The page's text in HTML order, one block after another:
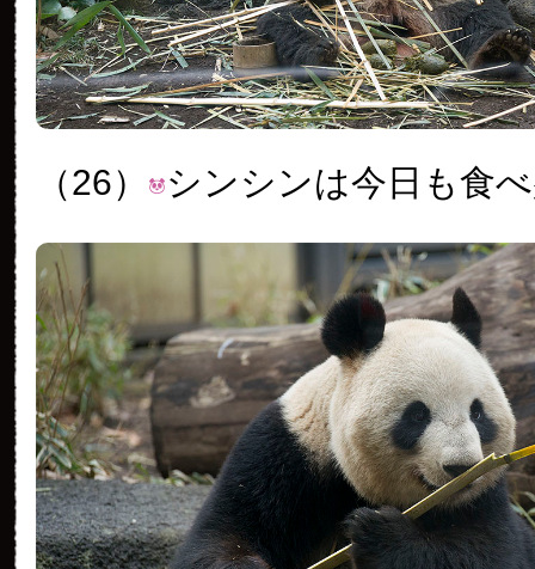
（26） シンシンは今日も食